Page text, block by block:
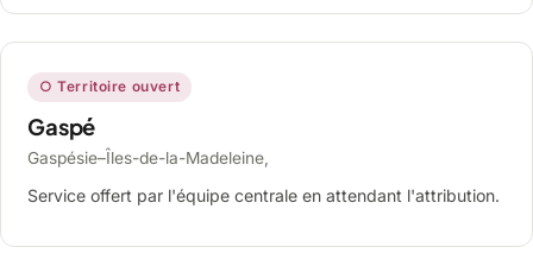
○ Territoire ouvert
Gaspé
Gaspésie–Îles-de-la-Madeleine,
Service offert par l'équipe centrale en attendant l'attribution.